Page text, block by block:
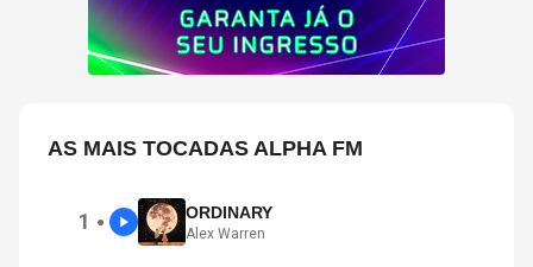
AS MAIS TOCADAS ALPHA FM
1 ● ORDINARY
Alex Warren